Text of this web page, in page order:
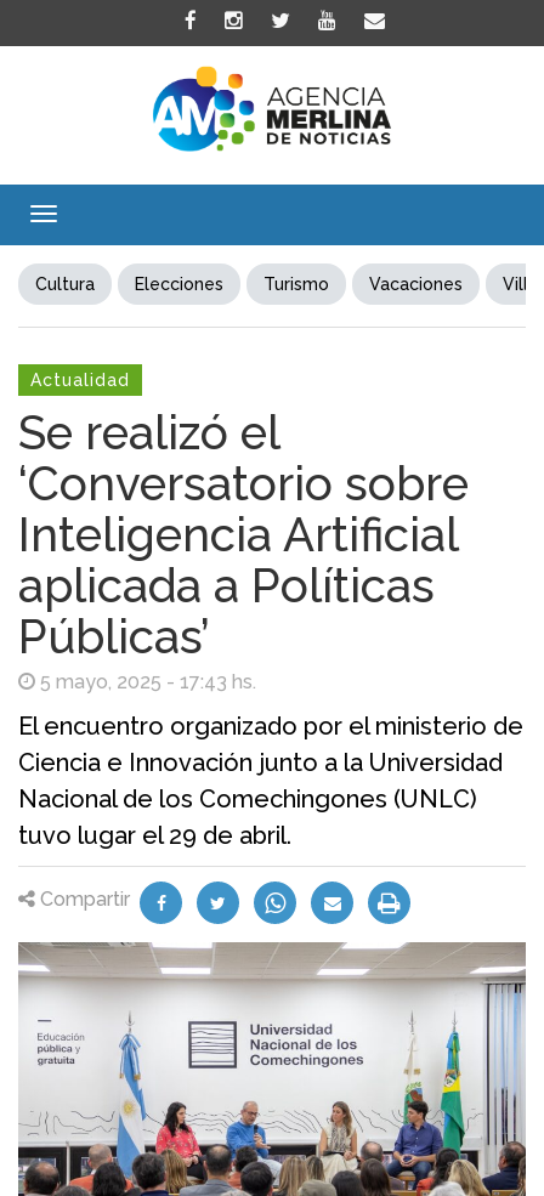
Toggle
Cultura Elecciones Turismo Vacaciones Villa
Actualidad
Se realizó el
‘Conversatorio sobre
Inteligencia Artificial
aplicada a Políticas
Públicas’
5 mayo, 2025 - 17:43 hs.
El encuentro organizado por el ministerio de
Ciencia e Innovación junto a la Universidad
Nacional de los Comechingones (UNLC)
tuvo lugar el 29 de abril.
Compartir